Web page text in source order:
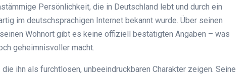
Persönlichkeit, die in Deutschland lebt und durch ein
im deutschsprachigen Internet bekannt wurde. Über seinen
Wohnort gibt es keine offiziell bestätigten Angaben – was
geheimnisvoller macht.
ihn als furchtlosen, unbeeindruckbaren Charakter zeigen. Seine